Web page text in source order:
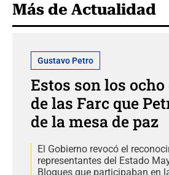
Más de Actualidad
Gustavo Petro
Estos son los
de las Farc que
de la mesa de paz
El Gobierno revocó el
representantes del Estado
Bloques que participaban en